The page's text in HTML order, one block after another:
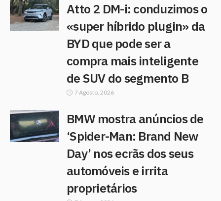
Atto 2 DM-i: conduzimos o
«super híbrido plugin» da
BYD que pode ser a
compra mais inteligente
de SUV do segmento B
7 Agosto, 2026
BMW mostra anúncios de
‘Spider-Man: Brand New
Day’ nos ecrãs dos seus
automóveis e irrita
proprietários